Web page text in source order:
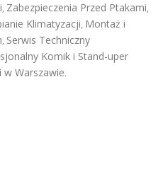
, Zabezpieczenia Przed Ptakami,
Klimatyzacji, Montaż i
, Serwis Techniczny
Komik i Stand-uper
w Warszawie.